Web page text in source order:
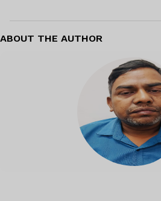
ABOUT THE AUTHOR